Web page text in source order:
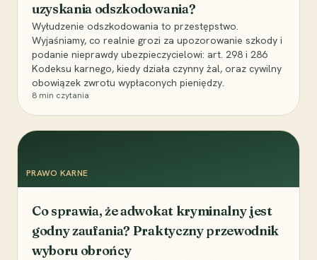
uzyskania odszkodowania?
Wyłudzenie odszkodowania to przestępstwo.
Wyjaśniamy, co realnie grozi za upozorowanie szkody i
podanie nieprawdy ubezpieczycielowi: art. 298 i 286
Kodeksu karnego, kiedy działa czynny żal, oraz cywilny
obowiązek zwrotu wypłaconych pieniędzy.
8 min czytania
PRAWO KARNE
Co sprawia, że adwokat kryminalny jest
godny zaufania? Praktyczny przewodnik
wyboru obrońcy